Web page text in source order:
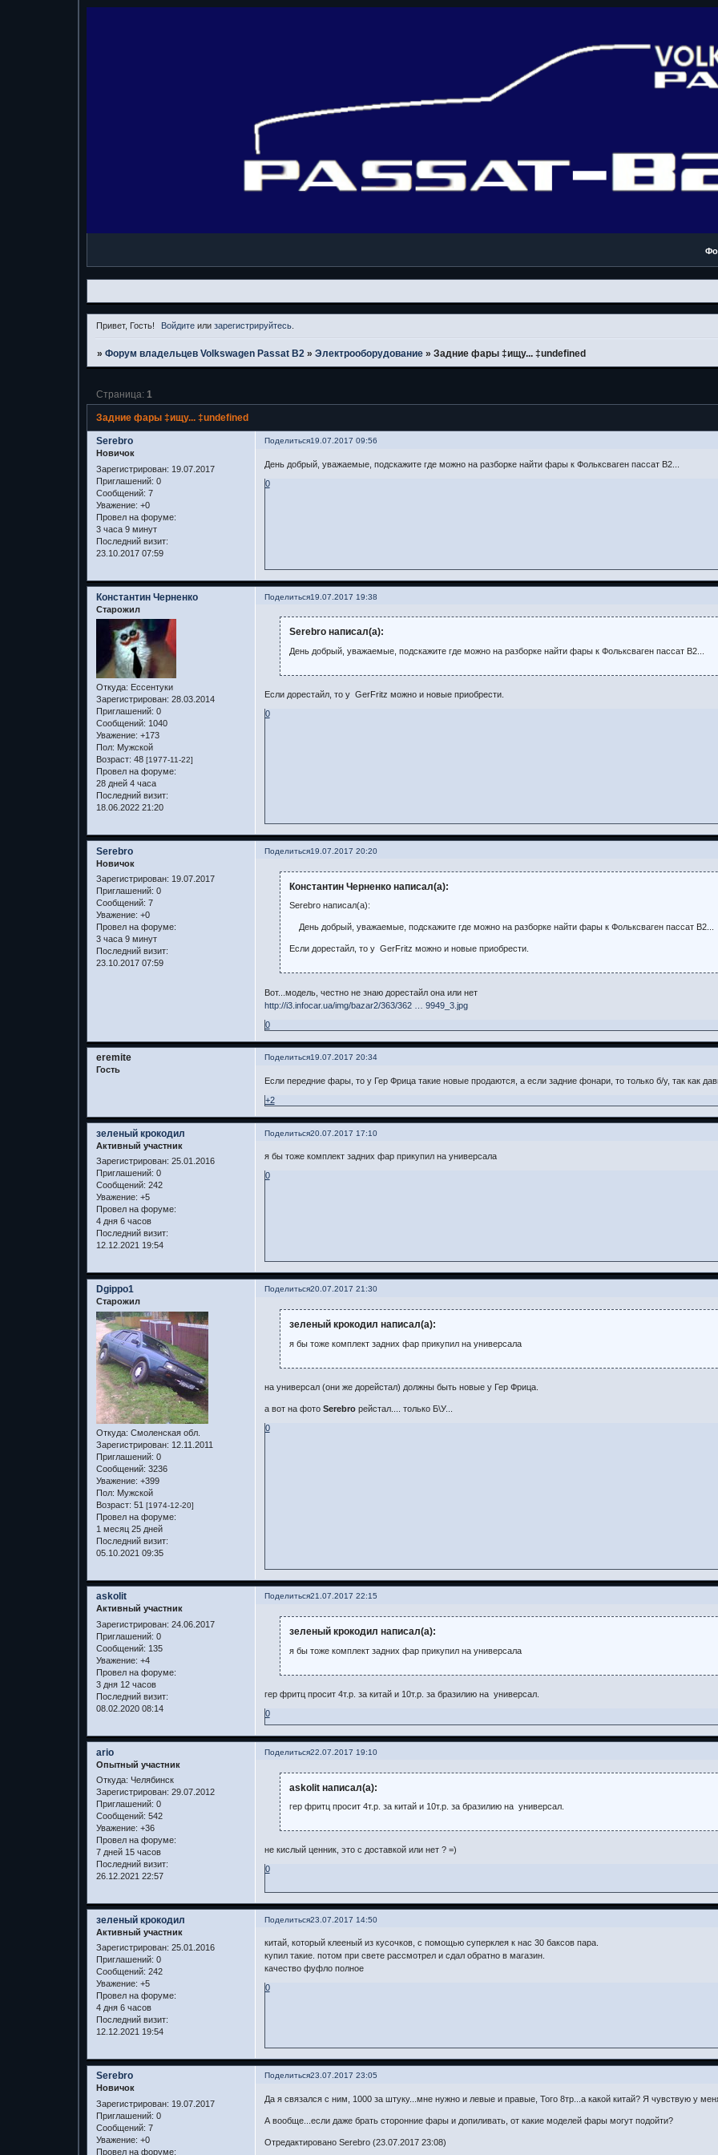
Привет, Гость! Войдите илизарегистрируйтесь.
» Форум владельцев Volkswagen Passat B2 » Электрооборудование » Задние фары ‡ищу... ‡undefined
Задние фары ‡ищу... ‡undefined
Страница: 1
Поделиться19.07.2017 09:56
Serebro
Новичок
Зарегистрирован: 19.07.2017
Приглашений: 0
Сообщений: 7
Уважение: +0
Провел на форуме:
3 часа 9 минут
Последний визит:
23.10.2017 07:59
День добрый, уважаемые, подскажите где можно на разборке найти фары к Фольксваген пассат B2...
0
Поделиться19.07.2017 19:38
Константин Черненко
Старожил
Откуда: Ессентуки
Зарегистрирован: 28.03.2014
Приглашений: 0
Сообщений: 1040
Уважение: +173
Пол: Мужской
Возраст: 48 [1977-11-22]
Провел на форуме:
28 дней 4 часа
Последний визит:
18.06.2022 21:20
Serebro написал(а):
День добрый, уважаемые, подскажите где можно на разборке найти фары к Фольксваген пассат B2...
Если дорестайл, то у GerFritz можно и новые приобрести.
0
Поделиться19.07.2017 20:20
Serebro
Новичок
Зарегистрирован: 19.07.2017
Приглашений: 0
Сообщений: 7
Уважение: +0
Провел на форуме:
3 часа 9 минут
Последний визит:
23.10.2017 07:59
Константин Черненко написал(а):
Serebro написал(а):
День добрый, уважаемые, подскажите где можно на разборке найти фары к Фольксваген пассат B2...
Если дорестайл, то у GerFritz можно и новые приобрести.
Вот...модель, честно не знаю дорестайл она или нет
http://i3.infocar.ua/img/bazar2/363/362 … 9949_3.jpg
0
Поделиться19.07.2017 20:34
eremite
Гость
Если передние фары, то у Гер Фрица такие новые продаются, а если задние фонари, то только б/у, так как
+2
Поделиться20.07.2017 17:10
зеленый крокодил
Активный участник
Зарегистрирован: 25.01.2016
Приглашений: 0
Сообщений: 242
Уважение: +5
Провел на форуме:
4 дня 6 часов
Последний визит:
12.12.2021 19:54
я бы тоже комплект задних фар прикупил на универсала
0
Поделиться20.07.2017 21:30
Dgippo1
Старожил
Откуда: Смоленская обл.
Зарегистрирован: 12.11.2011
Приглашений: 0
Сообщений: 3236
Уважение: +399
Пол: Мужской
Возраст: 51 [1974-12-20]
Провел на форуме:
1 месяц 25 дней
Последний визит:
05.10.2021 09:35
зеленый крокодил написал(а):
я бы тоже комплект задних фар прикупил на универсала
на универсал (они же дорейстал) должны быть новые у Гер Фрица.
а вот на фото Serebroрейстал.... только Б\У...
0
Поделиться21.07.2017 22:15
askolit
Активный участник
Зарегистрирован: 24.06.2017
Приглашений: 0
Сообщений: 135
Уважение: +4
Провел на форуме:
3 дня 12 часов
Последний визит:
08.02.2020 08:14
зеленый крокодил написал(а):
я бы тоже комплект задних фар прикупил на универсала
гер фритц просит 4т.р. за китай и 10т.р. за бразилию на универсал.
0
Поделиться22.07.2017 19:10
ario
Опытный участник
Откуда: Челябинск
Зарегистрирован: 29.07.2012
Приглашений: 0
Сообщений: 542
Уважение: +36
Провел на форуме:
7 дней 15 часов
Последний визит:
26.12.2021 22:57
askolit написал(а):
гер фритц просит 4т.р. за китай и 10т.р. за бразилию на универсал.
не кислый ценник, это с доставкой или нет ? =)
0
Поделиться23.07.2017 14:50
зеленый крокодил
Активный участник
Зарегистрирован: 25.01.2016
Приглашений: 0
Сообщений: 242
Уважение: +5
Провел на форуме:
4 дня 6 часов
Последний визит:
12.12.2021 19:54
китай, который клееный из кусочков, с помощью суперклея к нас 30 баксов пара.
купил такие. потом при свете рассмотрел и сдал обратно в магазин.
качество фуфло полное
0
Поделиться23.07.2017 23:05
Serebro
Новичок
Зарегистрирован: 19.07.2017
Приглашений: 0
Сообщений: 7
Уважение: +0
Провел на форуме:
Да я связался с ним, 1000 за штуку...мне нужно и левые и правые, Того 8тр...а какой китай? Я чувствую у
А вообще...если даже брать сторонние фары и допиливать, от какие моделей фары могут подойти?
Отредактировано Serebro (23.07.2017 23:08)